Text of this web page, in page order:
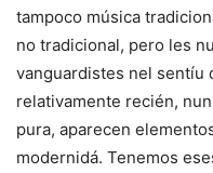
tampoco música
no tradicional, pero les
vanguardistes nel sentíu
relativamente recién,
pura, aparecen
modernidá. Tenemos